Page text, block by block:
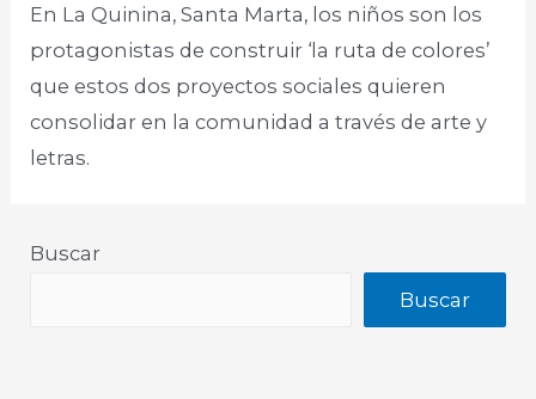
En La Quinina, Santa Marta, los niños son los
protagonistas de construir ‘la ruta de colores’
que estos dos proyectos sociales quieren
consolidar en la comunidad a través de arte y
letras.​
Buscar
Buscar